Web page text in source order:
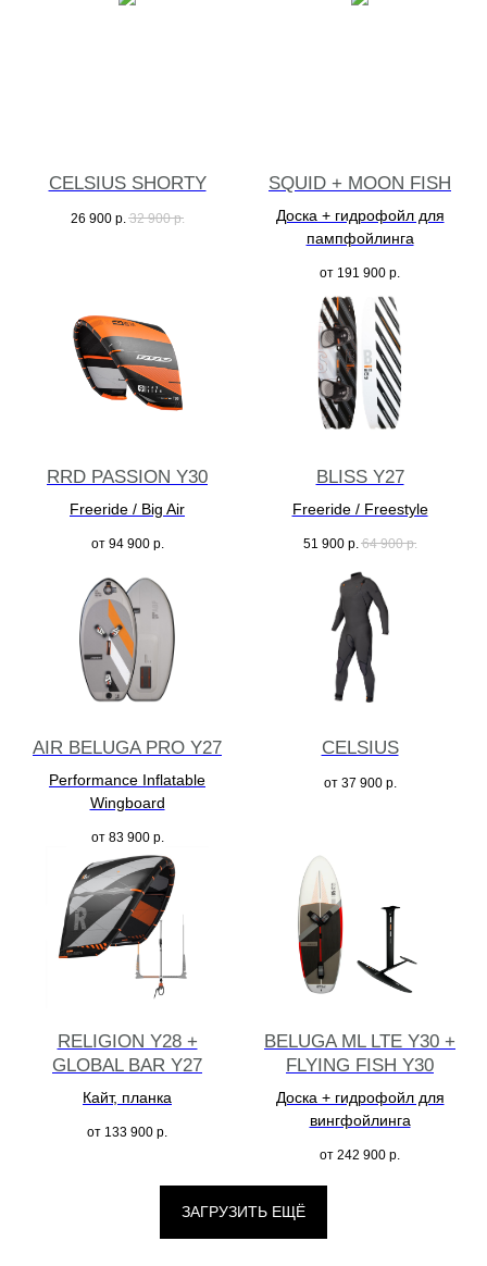
CELSIUS SHORTY
26 900 р. 32 900 р.
SQUID + MOON FISH
Доска + гидрофойл для
пампфойлинга
от 191 900 р.
RRD PASSION Y30
Freeride / Big Air
от 94 900 р.
BLISS Y27
Freeride / Freestyle
51 900 р. 64 900 р.
AIR BELUGA PRO Y27
Performance Inflatable
Wingboard
от 83 900 р.
CELSIUS
от 37 900 р.
RELIGION Y28 +
GLOBAL BAR Y27
Кайт, планка
от 133 900 р.
BELUGA ML LTE Y30 +
FLYING FISH Y30
Доска + гидрофойл для
вингфойлинга
от 242 900 р.
ЗАГРУЗИТЬ ЕЩЁ